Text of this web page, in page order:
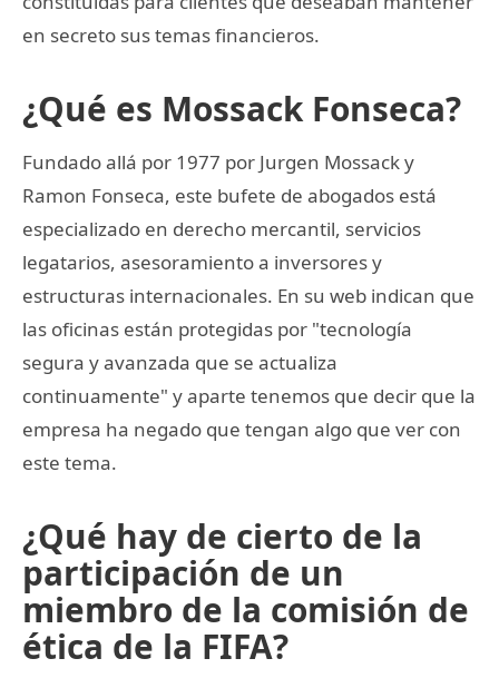
en secreto sus temas financieros.
¿Qué es Mossack Fonseca?
Fundado allá por 1977 por Jurgen Mossack y
Ramon Fonseca, este bufete de abogados está
especializado en derecho mercantil, servicios
legatarios, asesoramiento a inversores y
estructuras internacionales. En su web indican que
las oficinas están protegidas por "tecnología
segura y avanzada que se actualiza
continuamente" y aparte tenemos que decir que la
empresa ha negado que tengan algo que ver con
este tema.
¿Qué hay de cierto de la
participación de un
miembro de la comisión de
ética de la FIFA?